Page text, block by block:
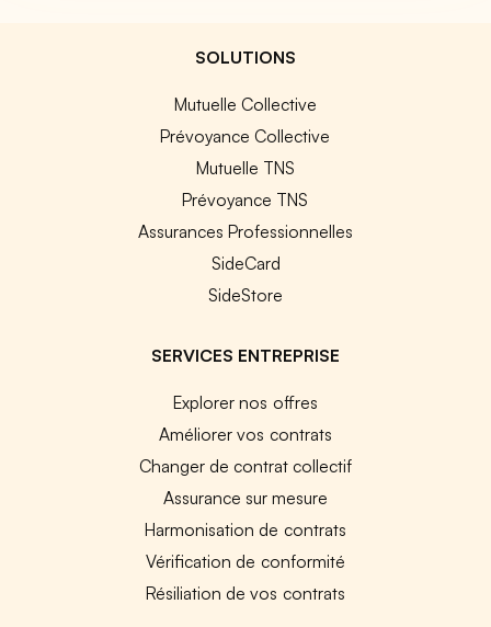
SOLUTIONS
Mutuelle Collective
Prévoyance Collective
Mutuelle TNS
Prévoyance TNS
Assurances Professionnelles
SideCard
SideStore
SERVICES ENTREPRISE
Explorer nos offres
Améliorer vos contrats
Changer de contrat collectif
Assurance sur mesure
Harmonisation de contrats
Vérification de conformité
Résiliation de vos contrats